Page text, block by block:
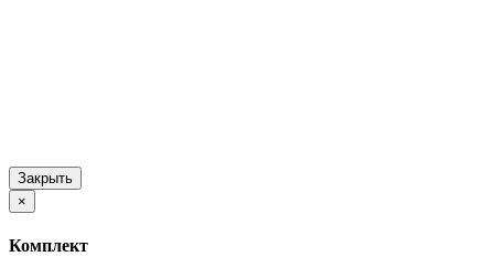
Закрыть
×
Комплект